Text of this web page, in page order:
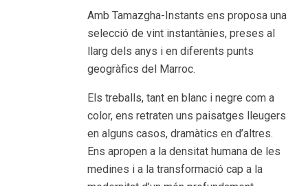
Amb Tamazgha-Instants ens proposa una
selecció de vint instantànies, preses al
llarg dels anys i en diferents punts
geogràfics del Marroc.
Els treballs, tant en blanc i negre com a
color, ens retraten uns paisatges lleugers
en alguns casos, dramàtics en d’altres.
Ens apropen a la densitat humana de les
medines i a la transformació cap a la